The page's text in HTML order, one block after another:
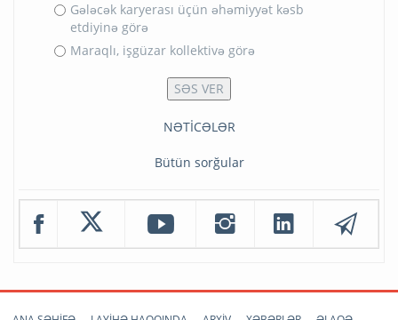
Gələcək karyerası üçün əhəmiyyət kəsb
etdiyinə görə
Maraqlı, işgüzar kollektivə görə
NƏTİCƏLƏR
Bütün sorğular